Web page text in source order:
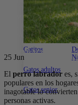
ALIMENTOS
Gatitos
Gatos adultos
Gatos senior
15% DE DESCUENTO
PRIMERACOMPRA •
CON EL CÓDIGO:
TODA LA WEB CON
DESCUENTO EN
PRIMERACOMPRA
•
CON EL CÓDIGO:
25 Jun
El perro labrador es,
populares en los
inagotable lo
personas activas.